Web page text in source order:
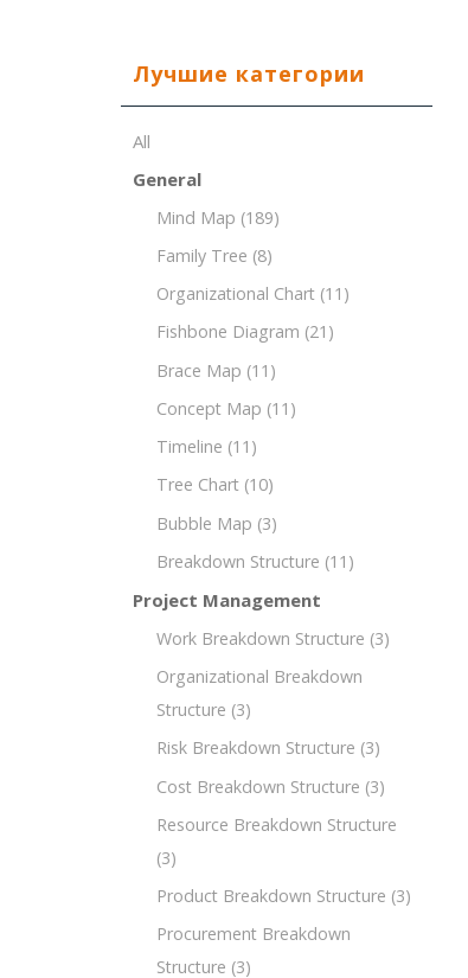
Лучшие категории
All
General
Mind Map (189)
Family Tree (8)
Organizational Chart (11)
Fishbone Diagram (21)
Brace Map (11)
Concept Map (11)
Timeline (11)
Tree Chart (10)
Bubble Map (3)
Breakdown Structure (11)
Project Management
Work Breakdown Structure (3)
Organizational Breakdown
Structure (3)
Risk Breakdown Structure (3)
Cost Breakdown Structure (3)
Resource Breakdown Structure
(3)
Product Breakdown Structure (3)
Procurement Breakdown
Structure (3)